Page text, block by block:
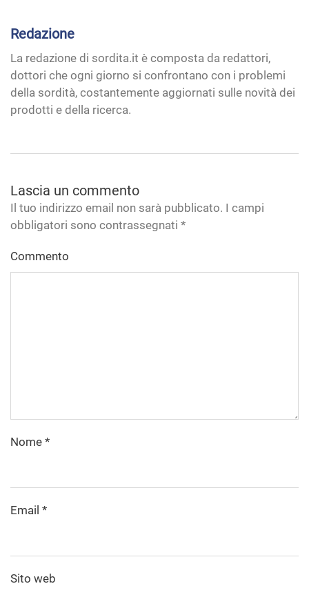
Redazione
La redazione di sordita.it è composta da redattori,
dottori che ogni giorno si confrontano con i problemi
della sordità, costantemente aggiornati sulle novità dei
prodotti e della ricerca.
Lascia un commento
Il tuo indirizzo email non sarà pubblicato. I campi
obbligatori sono contrassegnati *
Commento
Nome *
Email *
Sito web